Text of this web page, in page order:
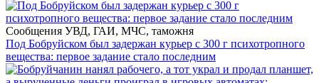
Сообщения УВД, ГАИ, МЧС, таможня
Под Бобруйском был задержан курьер с 300 г психотропного
вещества: первое задание стало последним